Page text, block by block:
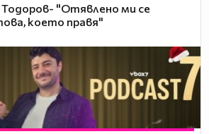
Тодоров- "Отявлено ми се
което правя"